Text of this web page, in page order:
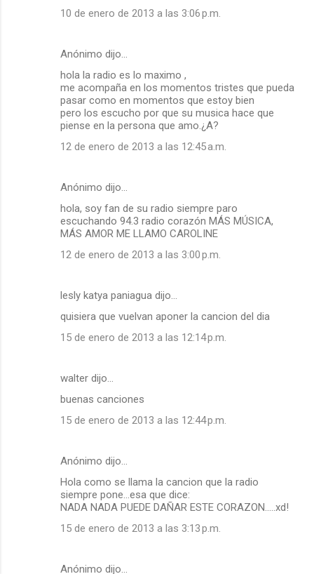
10 de enero de 2013 a las 3:06 p.m.
Anónimo dijo…
hola la radio es lo maximo ,
me acompaña en los momentos tristes que pueda
pasar como en momentos que estoy bien
pero los escucho por que su musica hace que
piense en la persona que amo.¿A?
12 de enero de 2013 a las 12:45 a.m.
Anónimo dijo…
hola, soy fan de su radio siempre paro
escuchando 94.3 radio corazón MÁS MÚSICA,
MÁS AMOR ME LLAMO CAROLINE
12 de enero de 2013 a las 3:00 p.m.
lesly katya paniagua dijo…
quisiera que vuelvan aponer la cancion del dia
15 de enero de 2013 a las 12:14 p.m.
walter dijo…
buenas canciones
15 de enero de 2013 a las 12:44 p.m.
Anónimo dijo…
Hola como se llama la cancion que la radio
siempre pone...esa que dice:
NADA NADA PUEDE DAÑAR ESTE CORAZON.....xd!
15 de enero de 2013 a las 3:13 p.m.
Anónimo dijo…